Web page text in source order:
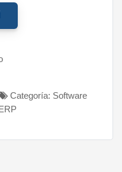
Categoría: Software